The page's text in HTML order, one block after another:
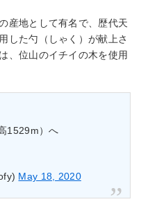
産地として有名で、歴代天
した勺（しゃく）が献上さ
、位山のイチイの木を使用
1529m）へ
May 18, 2020